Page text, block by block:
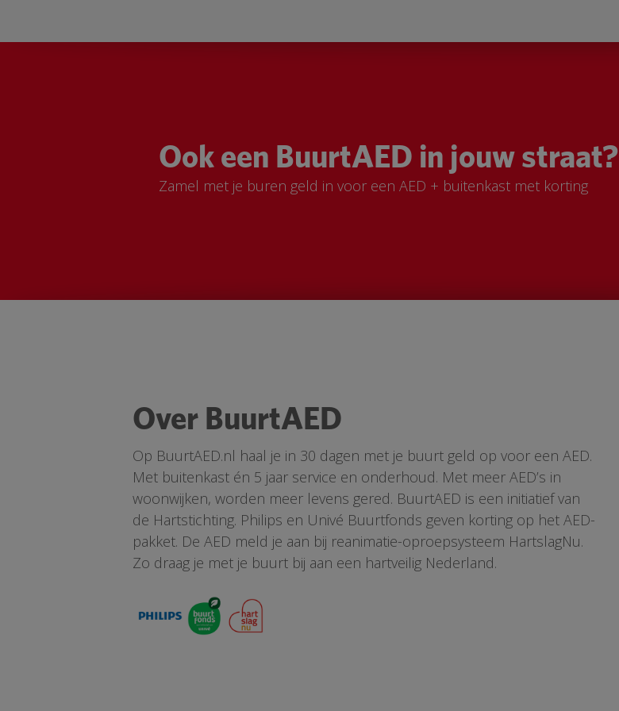
Ook een BuurtAED in jouw straat?
Zamel met je buren geld in voor een AED + buitenkast met korting
Over BuurtAED
Op BuurtAED.nl haal je in 30 dagen met je buurt geld op voor een AED.
Met buitenkast én 5 jaar service en onderhoud. Met meer AED’s in
woonwijken, worden meer levens gered. BuurtAED is een initiatief van
de Hartstichting. Philips en Univé Buurtfonds geven korting op het AED-
pakket. De AED meld je aan bij reanimatie-oproepsysteem HartslagNu.
Zo draag je met je buurt bij aan een hartveilig Nederland.